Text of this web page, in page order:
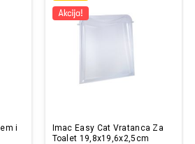
i
Imac Easy Cat Vratanca Za
Toalet 19,8x19,6x2,5cm